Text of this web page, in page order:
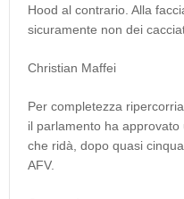
Hood al contrario. Alla
sicuramente non dei
Christian Maffei
Per completezza
il parlamento ha
che ridà, dopo quasi
AFV.